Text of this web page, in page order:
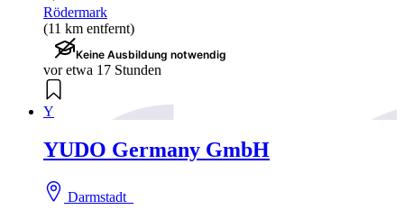
Rödermark
(11 km entfernt)
Keine Ausbildung notwendig
vor etwa 17 Stunden
Y
YUDO Germany GmbH
Darmstadt